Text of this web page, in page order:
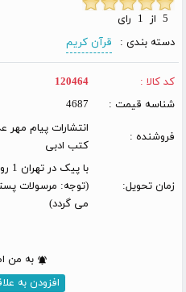
دسته بندی :
قرآن کریم
کد کالا :
120464
شناسه قیمت :
4687
فروشنده :
انتشارات پیام مهر
کتب ادبی
زمان تحویل:
(توجه: مرسولات
می گردد)
به من
افزودن به